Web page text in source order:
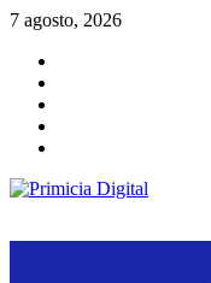
Saltar
contenido
7 agosto, 2026